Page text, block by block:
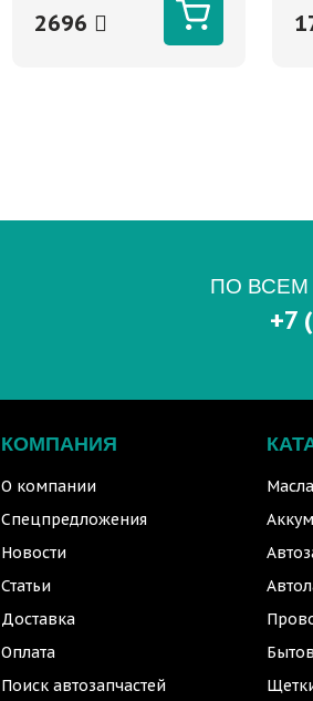
2696
ПО
+7
КОМПАНИЯ
О компании
Спецпредложения
Новости
Статьи
Доставка
Оплата
Поиск автозапчастей
Масла